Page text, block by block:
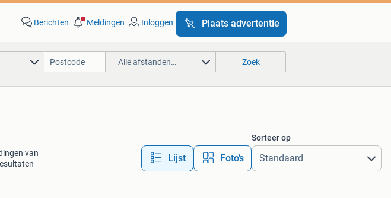
Berichten Meldingen Inloggen Plaats advertentie
Alle afstanden… Zoek
van
Lijst Foto’s
Sorteer op